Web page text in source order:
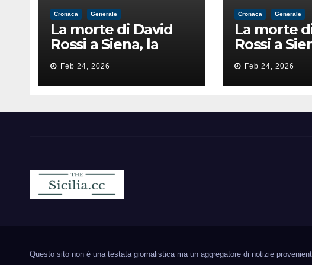
Cronaca Generale
La morte di David
Rossi a Siena, la
perizia lancia la
pista di
un’intimidazione
Feb 24, 2026
Cronaca Generale
La morte
Rossi a
perizia
pista di
Feb 24, 2026
Questo sito non è una testata giornalistica ma un aggregatore di notizie